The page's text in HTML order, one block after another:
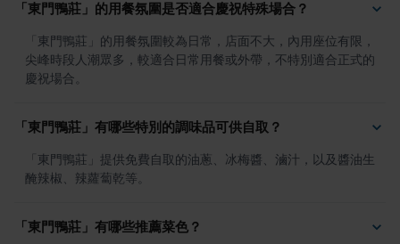
「東門鴨莊」的用餐氛圍是否適合慶祝特殊場合？
「東門鴨莊」的用餐氛圍較為日常，店面不大，內用座位有限，
尖峰時段人潮眾多，較適合日常用餐或外帶，不特別適合正式的
慶祝場合。
「東門鴨莊」有哪些特別的調味品可供自取？
「東門鴨莊」提供免費自取的油蔥、冰梅醬、滷汁，以及醬油生
醃辣椒、辣蘿蔔乾等。
「東門鴨莊」有哪些推薦菜色？